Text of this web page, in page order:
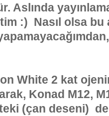
Aslında
:) Nasıl olsa bu
White 2 kat
Konad M12,
(çan deseni)